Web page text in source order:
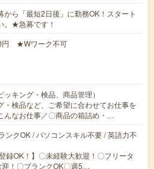
ら「最短2日後」に勤務OK！スタート
。★急募です！
円 ★Wワーク不可
キング・検品、商品管理）
・検品など、ご希望に合わせてお仕事を
んなお仕事／〇商品の箱詰め・…
ンクOK / パソコンスキル不要 / 英語力不
録OK！】〇未経験大歓迎！〇フリータ
！〇ブランクOK〇週5…